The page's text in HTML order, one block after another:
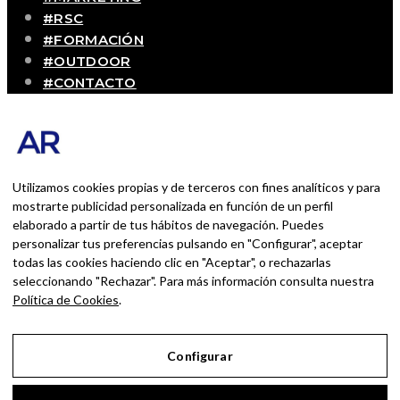
#RSC
#FORMACIÓN
#OUTDOOR
#CONTACTO
Blog personal y profesional de Andrés Romero.
persona que disfruta con lo que hace cada día
BUSCAR POR:
BUSCAR
Ingresa las palabras de la búsqueda y presiona
Enter.
Utilizamos cookies propias y de terceros con fines analíticos y para
mostrarte publicidad personalizada en función de un perfil
elaborado a partir de tus hábitos de navegación. Puedes
personalizar tus preferencias pulsando en "Configurar", aceptar
todas las cookies haciendo clic en "Aceptar", o rechazarlas
seleccionando "Rechazar". Para más información consulta nuestra
Política de Cookies.
Configurar
Aviso Legal